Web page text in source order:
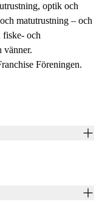
optik och
matutrustning – och
fiske- och
vänner.
Föreningen.